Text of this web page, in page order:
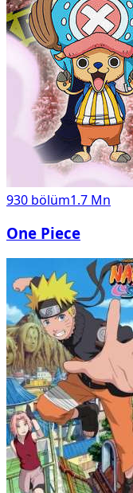
930 bölüm1.7 Mn
One Piece